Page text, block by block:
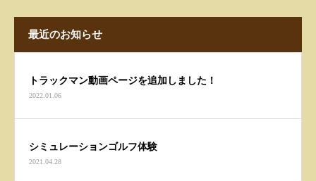
最近のお知らせ
トラックマン動画ページを追加しました！
2022.01.06
シミュレーションゴルフ体験
2021.04.28